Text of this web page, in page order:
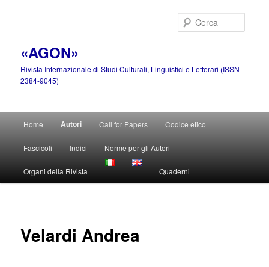
«AGON»
Rivista Internazionale di Studi Culturali, Linguistici e Letterari (ISSN
2384-9045)
principale
Home Autori Call for Papers Codice etico
Fascicoli Indici Norme per gli Autori
Organi della Rivista Quaderni
Velardi Andrea